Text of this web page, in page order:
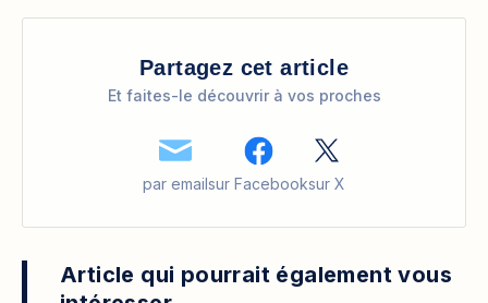
Partagez cet article
Et faites-le découvrir à vos proches
par emailsur Facebooksur X
Article qui pourrait également vous